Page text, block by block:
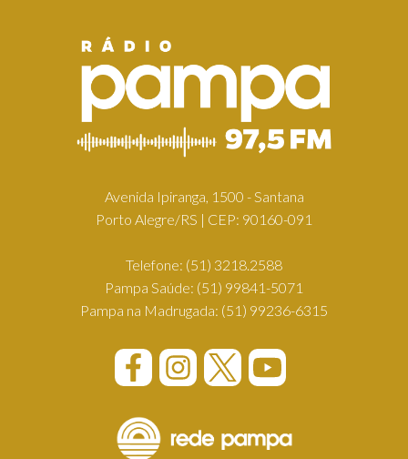
Avenida Ipiranga, 1500 - Santana
Porto Alegre/RS | CEP: 90160-091
Telefone: (51) 3218.2588
Pampa Saúde: (51) 99841-5071
Pampa na Madrugada: (51) 99236-6315